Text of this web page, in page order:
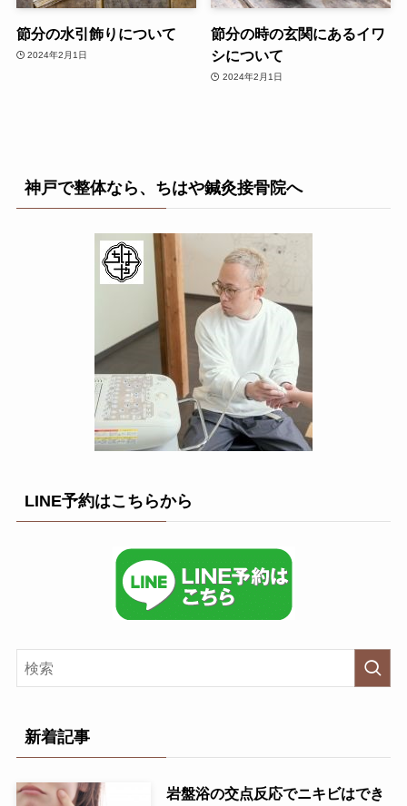
節分の水引飾りについて
2024年2月1日
節分の時の玄関にあるイワ
シについて
2024年2月1日
神戸で整体なら、ちはや鍼灸接骨院へ
LINE予約はこちらから
新着記事
岩盤浴の交点反応でニキビはでき